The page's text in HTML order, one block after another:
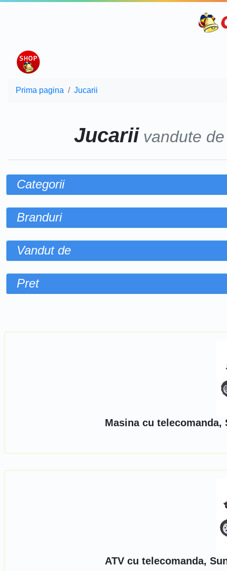
Prima pagina Jucarii
Jucariivandute
Categorii
Branduri
Vandut de
Pret
Masina cu telecomanda,
ATV cu telecomanda,